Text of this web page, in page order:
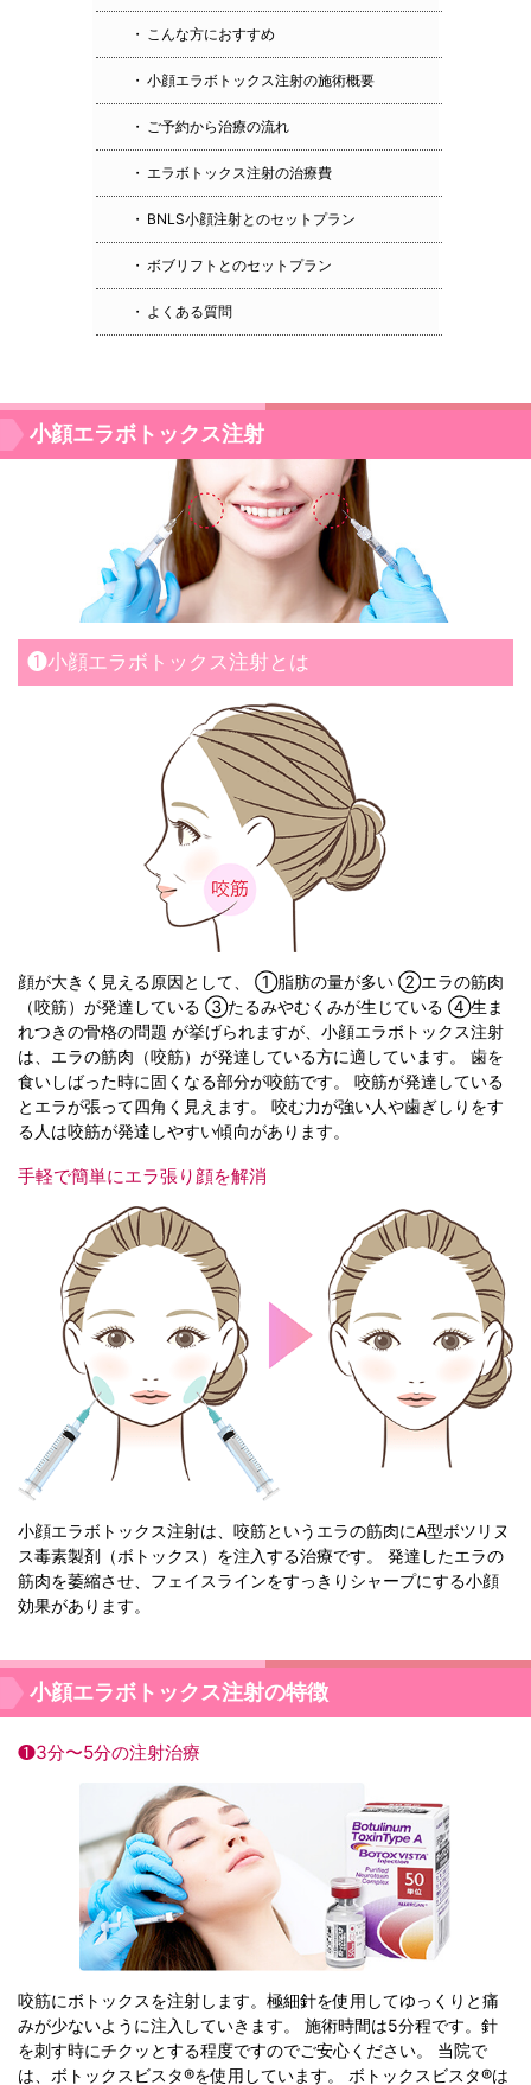
こんな方におすすめ
小顔エラボトックス注射の施術概要
ご予約から治療の流れ
エラボトックス注射の治療費
BNLS小顔注射とのセットプラン
ボブリフトとのセットプラン
よくある質問
小顔エラボトックス注射
❶小顔エラボトックス注射とは
顔が大きく見える原因として、 ①脂肪の量が多い ②エラの筋肉
（咬筋）が発達している ③たるみやむくみが生じている ④生ま
れつきの骨格の問題 が挙げられますが、小顔エラボトックス注射
は、エラの筋肉（咬筋）が発達している方に適しています。 歯を
食いしばった時に固くなる部分が咬筋です。 咬筋が発達している
とエラが張って四角く見えます。 咬む力が強い人や歯ぎしりをす
る人は咬筋が発達しやすい傾向があります。
手軽で簡単にエラ張り顔を解消
小顔エラボトックス注射は、咬筋というエラの筋肉にA型ボツリヌ
ス毒素製剤（ボトックス）を注入する治療です。 発達したエラの
筋肉を萎縮させ、フェイスラインをすっきりシャープにする小顔
効果があります。
小顔エラボトックス注射の特徴
❶3分〜5分の注射治療
咬筋にボトックスを注射します。極細針を使用してゆっくりと痛
みが少ないように注入していきます。 施術時間は5分程です。針
を刺す時にチクッとする程度ですのでご安心ください。 当院で
は、ボトックスビスタ®を使用しています。 ボトックスビスタ®は